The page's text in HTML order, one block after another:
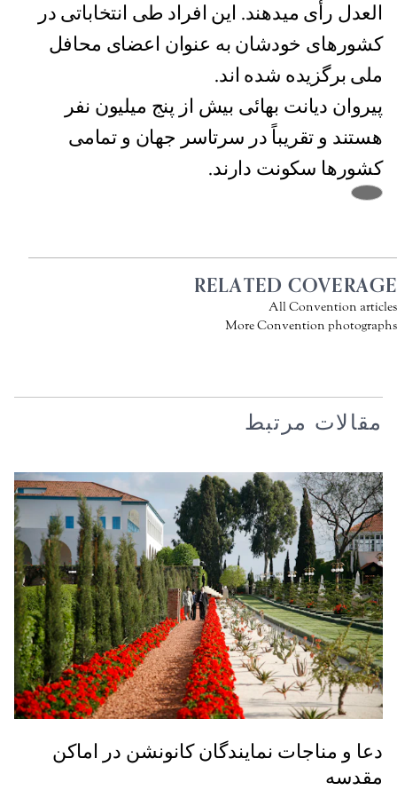
العدل رأی میدهند. این افراد طی انتخاباتی در
کشورهای خودشان به عنوان اعضای محافل
ملی برگزیده شده اند.
پیروان دیانت بهائی بیش از پنج میلیون نفر
هستند و تقریباً در سرتاسر جهان و تمامی
کشورها سکونت دارند.
RELATED COVERAGE
All Convention articles
More Convention photographs
مقالات مرتبط
دعا و مناجات نمایندگان کانونشن در اماکن
مقدسه